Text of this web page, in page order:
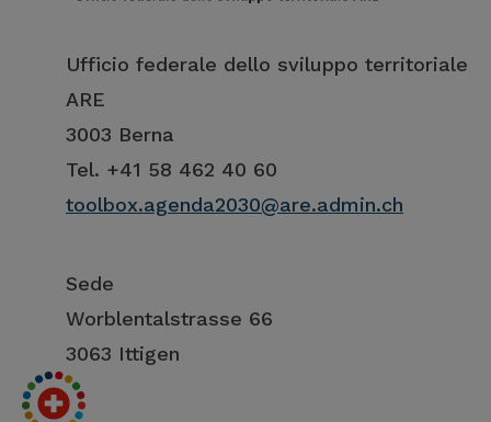
Ufficio federale dello sviluppo territoriale
ARE
3003 Berna
Tel. +41 58 462 40 60
toolbox.agenda2030@are.admin.ch
Sede
Worblentalstrasse 66
3063 Ittigen